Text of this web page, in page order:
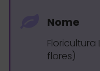
Nome
flores)